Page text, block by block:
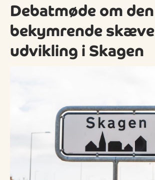
Debatmøde om den
bekymrende skæve
udvikling i Skagen